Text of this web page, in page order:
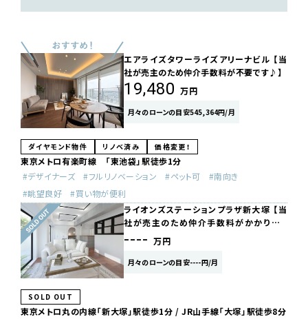
エアライズタワーライズアリーナビル 【当
社が売主のため仲介手数料が不要です♪】
19,480 万円
月々のローンの目安545,364円/月
ダイヤモンド物件 リノベ済み 価格変更！
東京メトロ有楽町線 「東池袋」駅徒歩1分
デザイナーズ
フルリノベーション ペット可
南向き
眺望良好
買い物が便利
ライオンズステーションプラザ新大塚 【当
社が売主のため仲介手数料がかかりませ
---- 万円
月々のローンの目安----円/月
SOLD OUT
東京メトロ丸の内線「新大塚」駅徒歩1分 / JR山手線「大塚」駅徒歩8分